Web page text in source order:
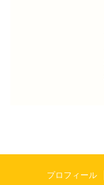
プロフィール